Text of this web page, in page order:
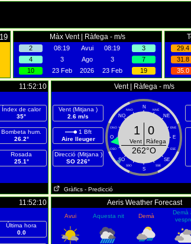
Màx Vent | Ràfega - m/s
2 08:19 Avui 08:19
3
4
3 Ago 3
7
10
23 Feb 2026 23 Feb 19
29.4
31.8
35.0
11:52:10
Índex de calor
35°
Bombeta hum.
26.2°
Rosada
25.1°
Vent | Ràfega - m/s
Vent (Mitjana )
2.6 m/s
1 Bft
Aire lleuger
Direcció (Mitjana )
SO 226°
N
NO
NE
O E
SO
SE
S
NNO NNE
ONO ENE
OSO ESE
SSO SSE
1 0
Vent Ràfega
262°O
Gràfics - Predicció
11:52:10
Última hora
0.0
Aeris Weather Forecast
Avui Aquesta nit Demà
Demà